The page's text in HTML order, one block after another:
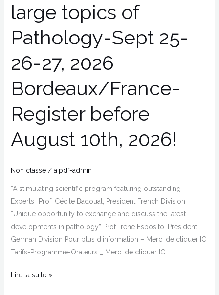
large topics of
Pathology-Sept 25-
26-27, 2026
Bordeaux/France-
Register before
August 10th, 2026!
Non classé/ aipdf-admin
“A stimulating scientific program featuring outstanding
Experts” Prof. Cécile Badoual, President French Division
“Unique opportunity to exchange and discuss the latest
developments in pathology” Prof. Irene Esposito, President
German Division Pour plus d’information – Merci de cliquer ICI
Tarifs-Programme-Orateurs _ Merci de cliquer IC
Bordeaux/France-
Register
before
August
10th,
2026!
Lire la suite »